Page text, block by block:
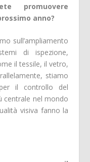
promuovere
anno?
sull’ampliamento
di ispezione,
il tessile, il vetro,
stiamo
il controllo del
centrale nel mondo
visiva fanno la